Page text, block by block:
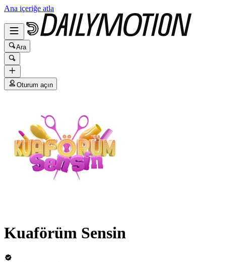
Ana içeriğe atla
Ara
Oturum açın
Kuaförüm Sensin